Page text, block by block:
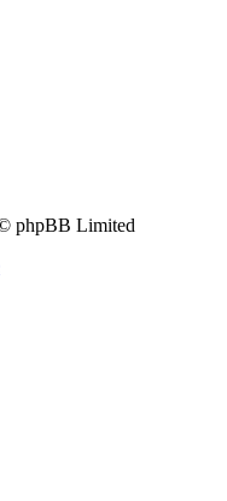
phpBB Limited